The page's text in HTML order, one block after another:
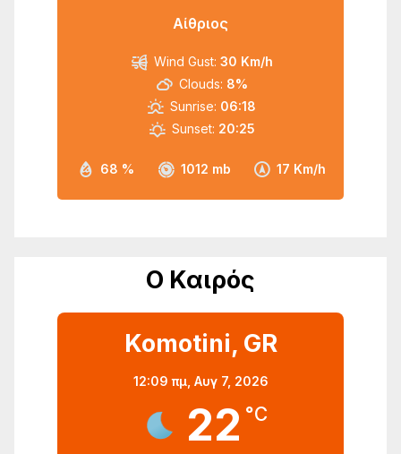
Αίθριος
68 % 1012 mb 17 Km/h
Wind Gust: 30 Km/h
Clouds: 8%
Sunrise: 06:18
Sunset: 20:25
Ο Καιρός
Komotini, GR
12:09 πμ, Αυγ 7, 2026
22 °C